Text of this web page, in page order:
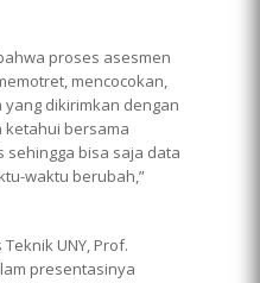
proses asesmen
mencocokan,
dikirimkan dengan
ketahui bersama
sehingga bisa saja data
waktu berubah,”
UNY, Prof.
presentasinya